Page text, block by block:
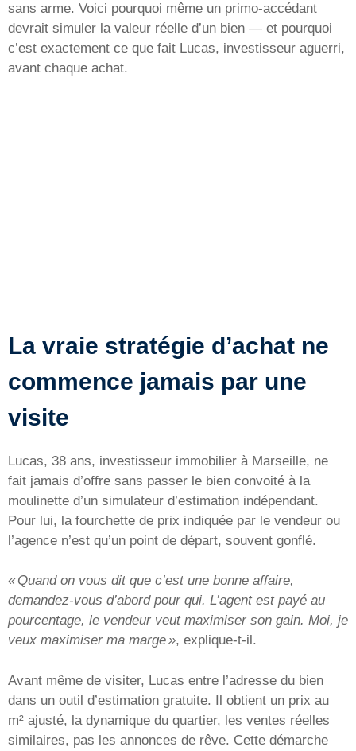
sans arme. Voici pourquoi même un primo-accédant
devrait simuler la valeur réelle d’un bien — et pourquoi
c’est exactement ce que fait Lucas, investisseur aguerri,
avant chaque achat.
La vraie stratégie d’achat ne
commence jamais par une
visite
Lucas, 38 ans, investisseur immobilier à Marseille, ne
fait jamais d’offre sans passer le bien convoité à la
moulinette d’un simulateur d’estimation indépendant.
Pour lui, la fourchette de prix indiquée par le vendeur ou
l’agence n’est qu’un point de départ, souvent gonflé.
« Quand on vous dit que c’est une bonne affaire,
demandez-vous d’abord pour qui. L’agent est payé au
pourcentage, le vendeur veut maximiser son gain. Moi, je
veux maximiser ma marge », explique-t-il.
Avant même de visiter, Lucas entre l’adresse du bien
dans un outil d’estimation gratuite. Il obtient un prix au
m² ajusté, la dynamique du quartier, les ventes réelles
similaires, pas les annonces de rêve. Cette démarche